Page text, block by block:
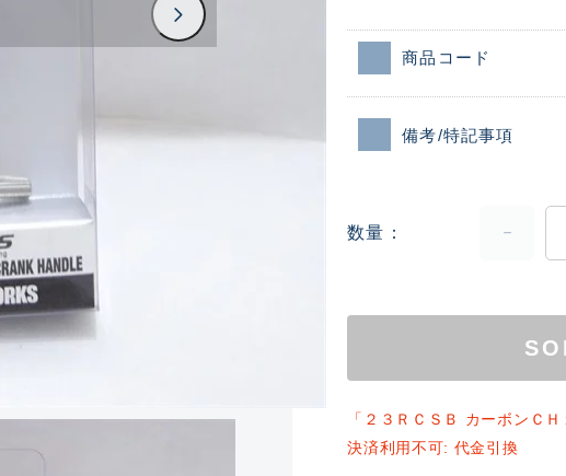
商品コード
備考/特記事項
数量
「２３ＲＣＳＢ カーボンＣ
決済利用不可: 代金引換